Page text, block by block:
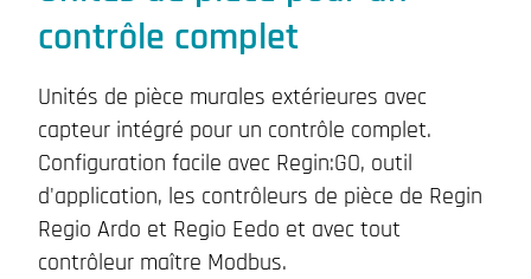
contrôle complet
Unités de pièce murales extérieures avec
capteur intégré pour un contrôle complet.
Configuration facile avec Regin:GO, outil
d'application, les contrôleurs de pièce de Regin
Regio Ardo et Regio Eedo et avec tout
contrôleur maître Modbus.